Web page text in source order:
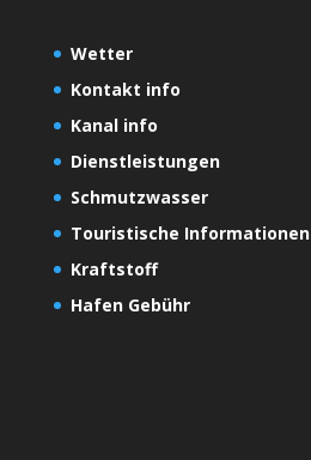
Wetter
Kontakt info
Kanal info
Dienstleistungen
Schmutzwasser
Touristische Informationen
Kraftstoff
Hafen Gebühr